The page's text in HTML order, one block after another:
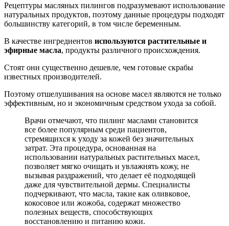
Рецептуры масляных пилингов подразумевают использование
натуральных продуктов, поэтому данные процедуры подходят
большинству категорий, в том числе беременным.
В качестве ингредиентов используются растительные и
эфирные масла, продукты различного происхождения.
Стоят они существенно дешевле, чем готовые скрабы
известных производителей.
Поэтому отшелушивания на основе масел являются не только
эффективным, но и экономичным средством ухода за собой.
Врачи отмечают, что пилинг маслами становится
все более популярным среди пациентов,
стремящихся к уходу за кожей без значительных
затрат. Эта процедура, основанная на
использовании натуральных растительных масел,
позволяет мягко очищать и увлажнять кожу, не
вызывая раздражений, что делает её подходящей
даже для чувствительной дермы. Специалисты
подчеркивают, что масла, такие как оливковое,
кокосовое или жожоба, содержат множество
полезных веществ, способствующих
восстановлению и питанию кожи.